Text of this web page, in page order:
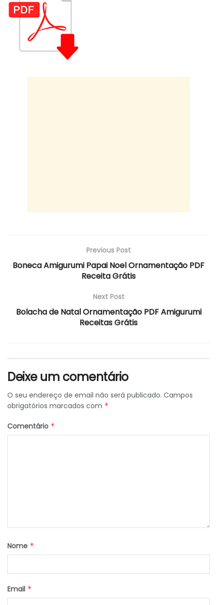
Previous Post
Boneca Amigurumi Papai Noel Ornamentação PDF
Receita Grátis
Next Post
Bolacha de Natal Ornamentação PDF Amigurumi
Receitas Grátis
Deixe um comentário
O seu endereço de email não será publicado. Campos
obrigatórios marcados com *
Comentário *
Nome *
Email *